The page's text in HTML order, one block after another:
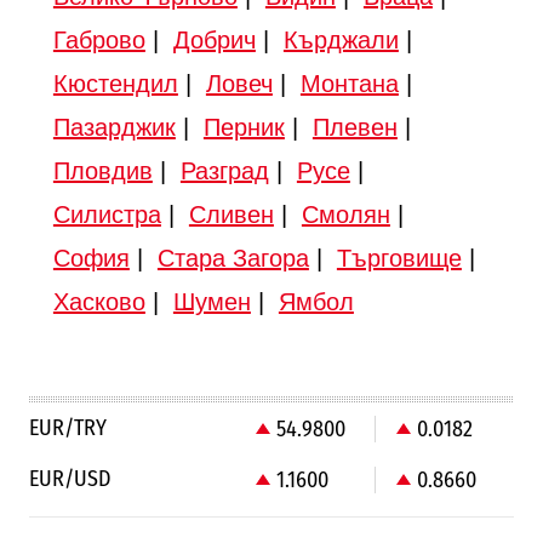
Габрово| Добрич Кърджали
Кюстендил
Ловеч Монтана|
Пазарджик| Перник| Плевен
Пловдив
Разград Русе|
Силистра| Сливен Смолян
София
Стара Загора| Търговище|
Хасково| Шумен Ямбол
EUR/TRY 54.9800
0.0182
EUR/USD
1.1600 0.8660